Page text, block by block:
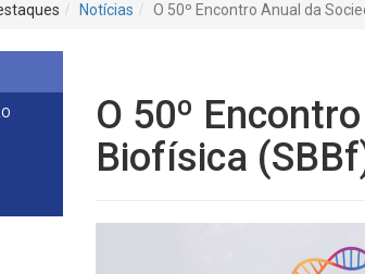
Notícias O 50º Encontro Anual da
O 50º
Biofísica